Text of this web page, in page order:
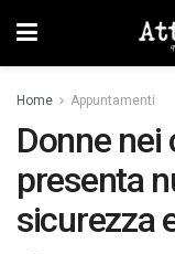
Home Appuntamenti
Donne nei
presenta
sicurezza